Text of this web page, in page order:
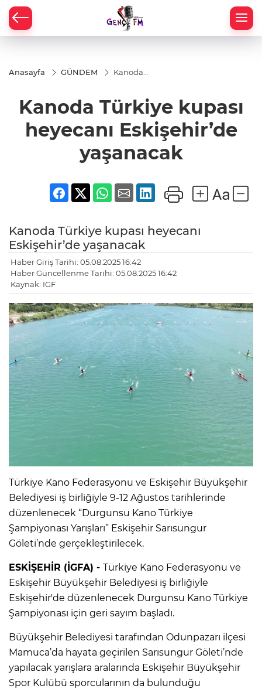
Anasayfa GÜNDEM
Kanoda
heyecanı
Eskişehir’de
yaşanacak
Kanoda Türkiye kupası
heyecanı Eskişehir’de
yaşanacak
Kanoda Türkiye kupası heyecanı
Eskişehir’de yaşanacak
Haber Giriş Tarihi: 05.08.2025 16:42
Haber Güncellenme Tarihi: 05.08.2025 16:42
Kaynak: IGF
Türkiye Kano Federasyonu ve Eskişehir Büyükşehir
Belediyesi iş birliğiyle 9-12 Ağustos tarihlerinde
düzenlenecek “Durgunsu Kano Türkiye
Şampiyonası Yarışları” Eskişehir Sarısungur
Göleti’nde gerçekleştirilecek.
ESKİŞEHİR (İGFA) - Türkiye Kano Federasyonu ve
Eskişehir Büyükşehir Belediyesi iş birliğiyle
Eskişehir'de düzenlenecek Durgunsu Kano Türkiye
Şampiyonası için geri sayım başladı.
Büyükşehir Belediyesi tarafından Odunpazarı ilçesi
Mamuca’da hayata geçirilen Sarısungur Göleti’nde
yapılacak yarışlara aralarında Eskişehir Büyükşehir
Spor Kulübü sporcularının da bulunduğu